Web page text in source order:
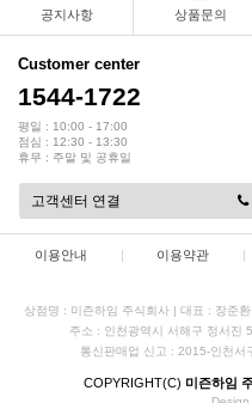
2019년 설 명절 배송지연 안내
공지사항 상품문의
Customer center
1544-1722
평일 : 10:00 - 17:00
점심 : 12:30 - 13:30
휴무 : 주말 및 공휴일
고객센터 연결
이용안내 | 이용약관 |
상점명 : 미즌하임 주식회사 | 대표 : 장준환
주소 : 인천광역시 서해구 정서진
통신판매업 신고 : 2015-인천서
COPYRIGHT(C) 미즌하임